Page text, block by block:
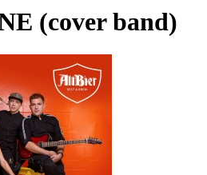
(cover band)